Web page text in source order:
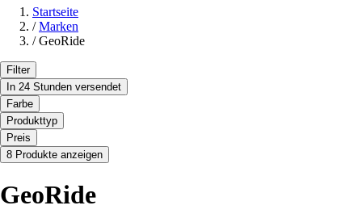
Startseite
/ Marken
/ GeoRide
Filter
In 24 Stunden versendet
Farbe
Produkttyp
Preis
8 Produkte anzeigen
GeoRide